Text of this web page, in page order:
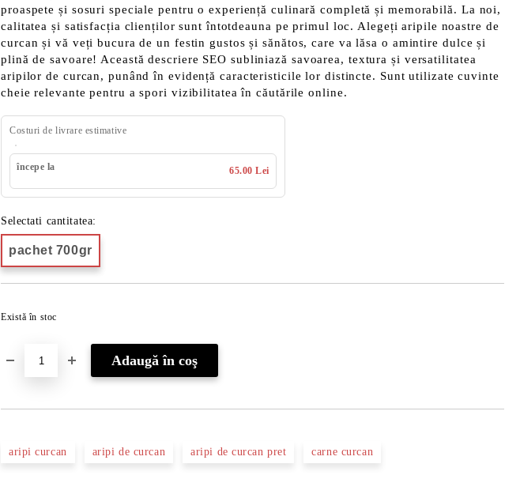
proaspete și sosuri speciale pentru o experiență culinară completă și memorabilă. La noi,
calitatea și satisfacția clienților sunt întotdeauna pe primul loc. Alegeți aripile noastre de
curcan și vă veți bucura de un festin gustos și sănătos, care va lăsa o amintire dulce și
plină de savoare! Această descriere SEO subliniază savoarea, textura și versatilitatea
aripilor de curcan, punând în evidență caracteristicile lor distincte. Sunt utilizate cuvinte
cheie relevante pentru a spori vizibilitatea în căutările online.
Costuri de livrare estimative
începe la 65.00 Lei
Selectati cantitatea:
pachet 700gr
Există în stoc
aripi curcan aripi de curcan aripi de curcan pret carne curcan